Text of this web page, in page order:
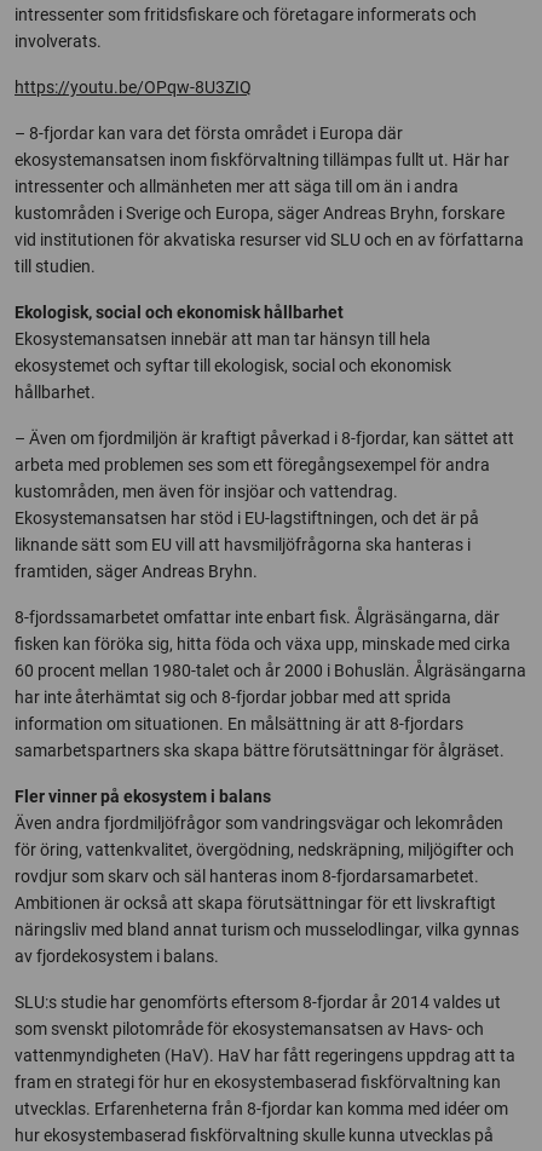
intressenter som fritidsfiskare och företagare informerats och
involverats.
https://youtu.be/OPqw-8U3ZIQ
– 8-fjordar kan vara det första området i Europa där
ekosystemansatsen inom fiskförvaltning tillämpas fullt ut. Här har
intressenter och allmänheten mer att säga till om än i andra
kustområden i Sverige och Europa, säger Andreas Bryhn, forskare
vid institutionen för akvatiska resurser vid SLU och en av författarna
till studien.
Ekologisk, social och ekonomisk hållbarhet
Ekosystemansatsen innebär att man tar hänsyn till hela
ekosystemet och syftar till ekologisk, social och ekonomisk
hållbarhet.
– Även om fjordmiljön är kraftigt påverkad i 8-fjordar, kan sättet att
arbeta med problemen ses som ett föregångsexempel för andra
kustområden, men även för insjöar och vattendrag.
Ekosystemansatsen har stöd i EU-lagstiftningen, och det är på
liknande sätt som EU vill att havsmiljöfrågorna ska hanteras i
framtiden, säger Andreas Bryhn.
8-fjordssamarbetet omfattar inte enbart fisk. Ålgräsängarna, där
fisken kan föröka sig, hitta föda och växa upp, minskade med cirka
60 procent mellan 1980-talet och år 2000 i Bohuslän. Ålgräsängarna
har inte återhämtat sig och 8-fjordar jobbar med att sprida
information om situationen. En målsättning är att 8-fjordars
samarbetspartners ska skapa bättre förutsättningar för ålgräset.
Fler vinner på ekosystem i balans
Även andra fjordmiljöfrågor som vandringsvägar och lekområden
för öring, vattenkvalitet, övergödning, nedskräpning, miljögifter och
rovdjur som skarv och säl hanteras inom 8-fjordarsamarbetet.
Ambitionen är också att skapa förutsättningar för ett livskraftigt
näringsliv med bland annat turism och musselodlingar, vilka gynnas
av fjordekosystem i balans.
SLU:s studie har genomförts eftersom 8-fjordar år 2014 valdes ut
som svenskt pilotområde för ekosystemansatsen av Havs- och
vattenmyndigheten (HaV). HaV har fått regeringens uppdrag att ta
fram en strategi för hur en ekosystembaserad fiskförvaltning kan
utvecklas. Erfarenheterna från 8-fjordar kan komma med idéer om
hur ekosystembaserad fiskförvaltning skulle kunna utvecklas på